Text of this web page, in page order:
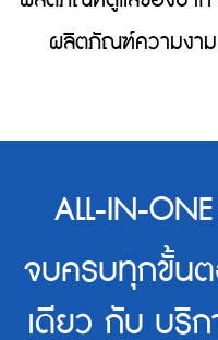
ผลิตภัณฑ์ความงาม
ALL-IN-
จบครบทุกขั้น
เดียว กับ บริ